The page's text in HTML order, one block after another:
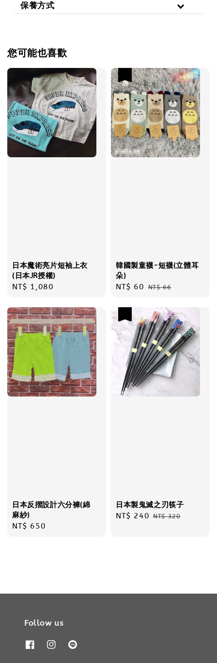
保養方式
您可能也喜歡
日本魔術亮片短袖上衣
(日本JR授權)
Regular
NT$ 1,080
韓國製童襪-短襪(立體耳
朵)
Sale
NT$ 60 Regular
NT$ 66
日本反摺設計六分褲(綿
麻紗)
Regular
NT$ 650
日本製鬼滅之刃筷子
Sale
NT$ 240 Regular
NT$ 320
Follow us